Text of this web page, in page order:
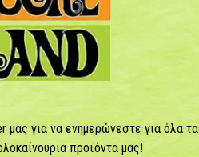
μας για να ενημερώνεστε για όλα τα
προϊόντα μας!